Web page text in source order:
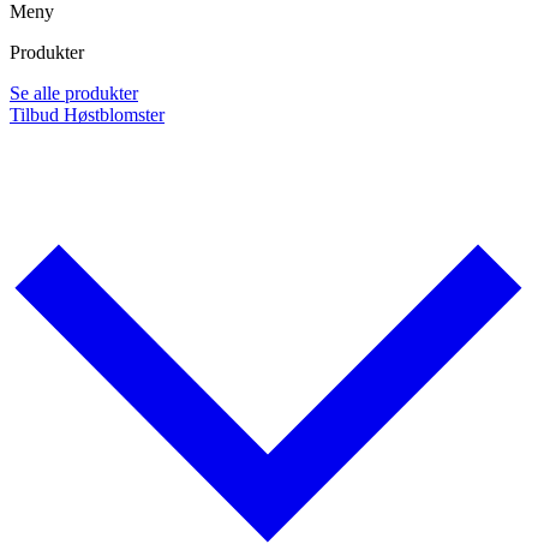
Meny
Produkter
Se alle produkter
Tilbud Høstblomster